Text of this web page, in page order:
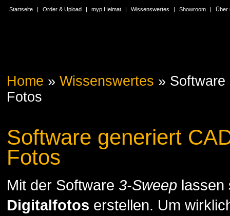
Startseite | Order & Upload | myp Heimat | Wissenswertes | Showroom | Über
Home » Wissenswertes » Software
Fotos
Software generiert
Fotos
Mit der Software 3-Sweep
Digitalfotos erstellen. Um